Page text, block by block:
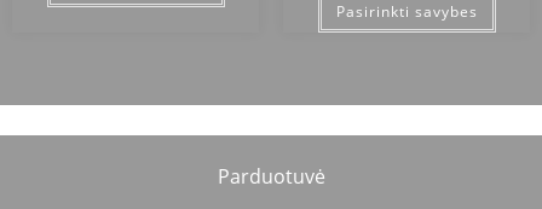
Pasirinkti savybes
Parduotuvė